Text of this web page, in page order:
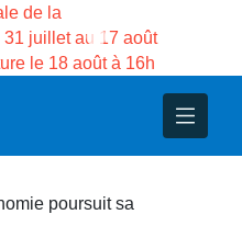
de la
juillet au 17 août
le 18 août à 16h
poursuit sa